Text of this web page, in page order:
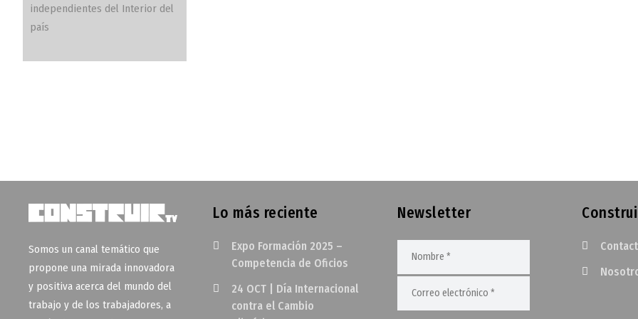
independientes del Interior del
país
Somos un canal temático que
propone una mirada innovadora
y positiva acerca del mundo del
trabajo y de los trabajadores, a
Lo más reciente
Expo Formación 2025 –
Competencia de Oficios
24 OCT | Día Internacional
contra el Cambio
Newsletter